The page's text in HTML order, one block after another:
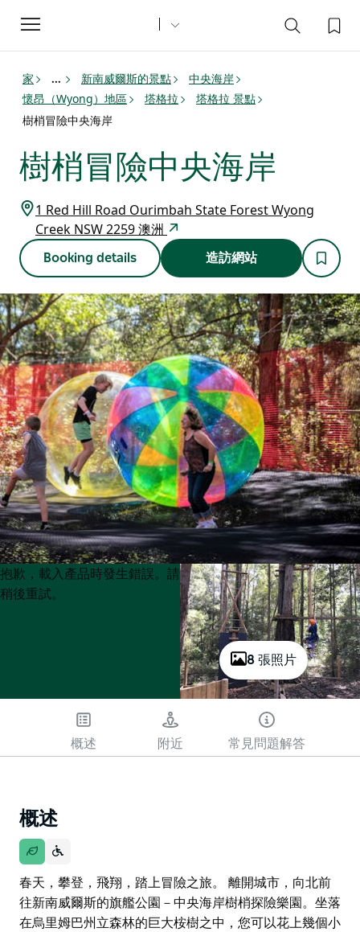
Toggle
navigation
家 ... 新南威爾斯的景點
中央海岸
懷昂（Wyong）地區
塔格拉
塔格拉 景點
樹梢冒險中央海岸
樹梢冒險中央海岸
1 Red Hill Road Ourimbah State Forest Wyong
Creek NSW 2259 澳洲
Booking details 造訪網站
8 張照片
Product
List
Product
List
抱歉，載入產品時發生錯誤。請
稍後重試。
概述 附近 常見問題解答
概述
春天，攀登，飛翔，踏上冒險之旅。 離開城市，向北前
往新南威爾斯的旗艦公園－中央海岸樹梢探險樂園。坐落
在烏里姆巴州立森林的巨大桉樹之中，您可以花上幾個小